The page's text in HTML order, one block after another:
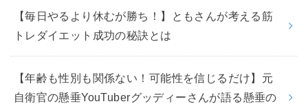
【毎日やるより休むが勝ち！】ともさんが考える筋
トレダイエット成功の秘訣とは
【年齢も性別も関係ない！可能性を信じるだけ】元
自衛官の懸垂YouTuberグッディーさんが語る懸垂の